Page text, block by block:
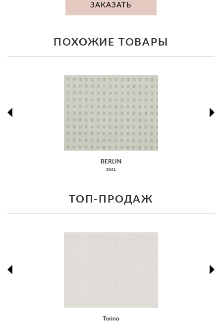
ЗАКАЗАТЬ
ПОХОЖИЕ ТОВАРЫ
BERLIN
3041
ТОП-ПРОДАЖ
Torino